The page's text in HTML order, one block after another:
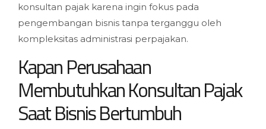
konsultan pajak karena ingin fokus pada
pengembangan bisnis tanpa terganggu oleh
kompleksitas administrasi perpajakan.
Kapan Perusahaan
Membutuhkan Konsultan Pajak
Saat Bisnis Bertumbuh